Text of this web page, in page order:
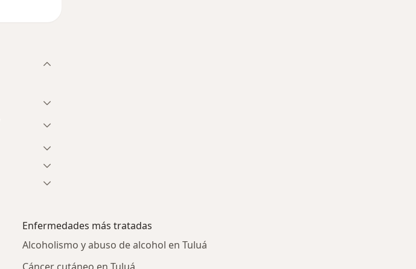
Enfermedades más tratadas
Alcoholismo y abuso de alcohol en Tuluá